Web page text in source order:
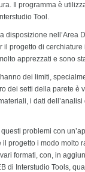
Il programma è
Tool.
disposizione nell’Area
il progetto di cerchiature
apprezzati e sono
dei limiti,
dei setti della parete è
i dati
problemi con
il progetto i modo molto
formati, con, in
di Interstudio Tools,